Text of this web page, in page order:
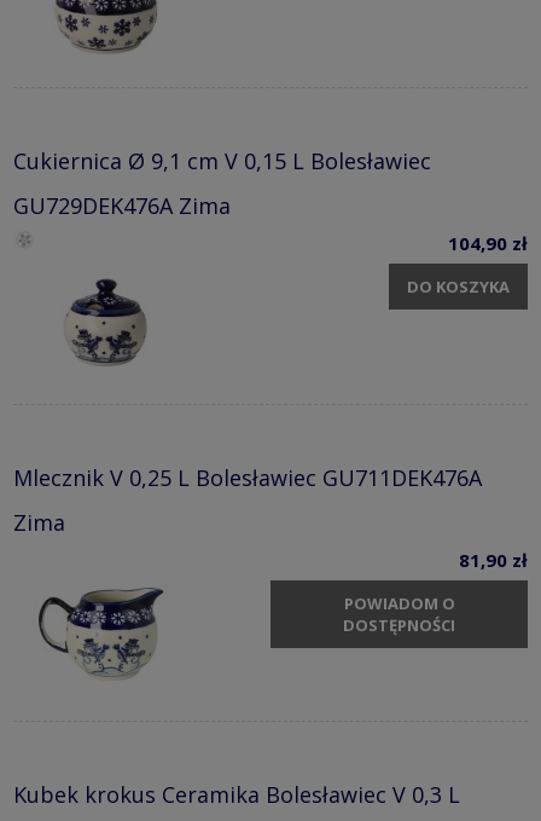
Cukiernica Ø 9,1 cm V 0,15 L Bolesławiec
GU729DEK476A Zima
104,90 zł
DO KOSZYKA
Mlecznik V 0,25 L Bolesławiec GU711DEK476A
Zima
81,90 zł
POWIADOM O
DOSTĘPNOŚCI
Kubek krokus Ceramika Bolesławiec V 0,3 L